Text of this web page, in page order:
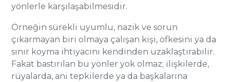
yönlerle karşılaşabilmesidir.
Örneğin sürekli uyumlu, nazik ve sorun
çıkarmayan biri olmaya çalışan kişi, öfkesini ya da
sınır koyma ihtiyacını kendinden uzaklaştırabilir.
Fakat bastırılan bu yönler yok olmaz; ilişkilerde,
rüyalarda, ani tepkilerde ya da başkalarına